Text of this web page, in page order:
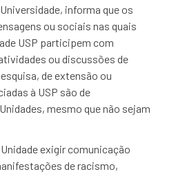
informa que os
ou sociais nas quais
USP participem com
ou discussões de
de extensão ou
à USP são de
mesmo que não sejam
exigir comunicação
de racismo,